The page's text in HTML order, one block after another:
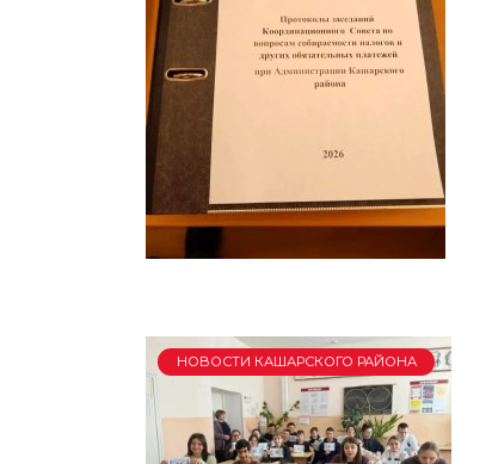
НОВОСТИ КАШАРСКОГО РАЙОНА